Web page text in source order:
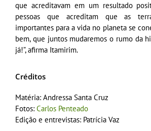
que acreditavam em um resultado
pessoas que acreditam que as
importantes para a vida no planeta se
bem, que juntos mudaremos o rumo da
já!”, afirma Itamirim.
Créditos
Matéria: Andressa Santa Cruz
Fotos: Carlos Penteado
Edição e entrevistas: Patrícia Vaz